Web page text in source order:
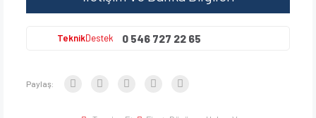
TeknikDestek 0 546 727 22 65
Paylaş: